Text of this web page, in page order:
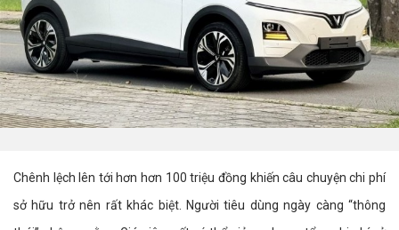
Chênh lệch lên tới hơn hơn 100 triệu đồng khiến câu chuyện chi phí
sở hữu trở nên rất khác biệt. Người tiêu dùng ngày càng “thông